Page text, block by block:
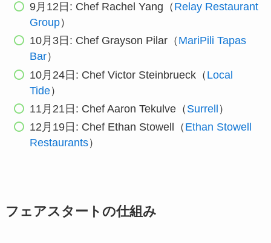
9月12日: Chef Rachel Yang（ Relay Restaurant
Group）
10月3日: Chef Grayson Pilar（ MariPili Tapas
Bar）
10月24日: Chef Victor Steinbrueck（ Local
Tide）
11月21日: Chef Aaron Tekulve（ Surrell ）
12月19日: Chef Ethan Stowell（ Ethan Stowell
Restaurants）
フェアスタートの仕組み